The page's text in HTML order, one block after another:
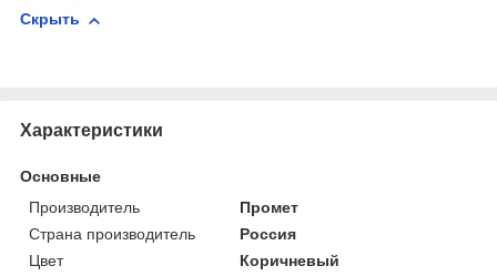
Скрыть
Характеристики
Основные
Производитель
Промет
Страна производитель
Россия
Цвет
Коричневый